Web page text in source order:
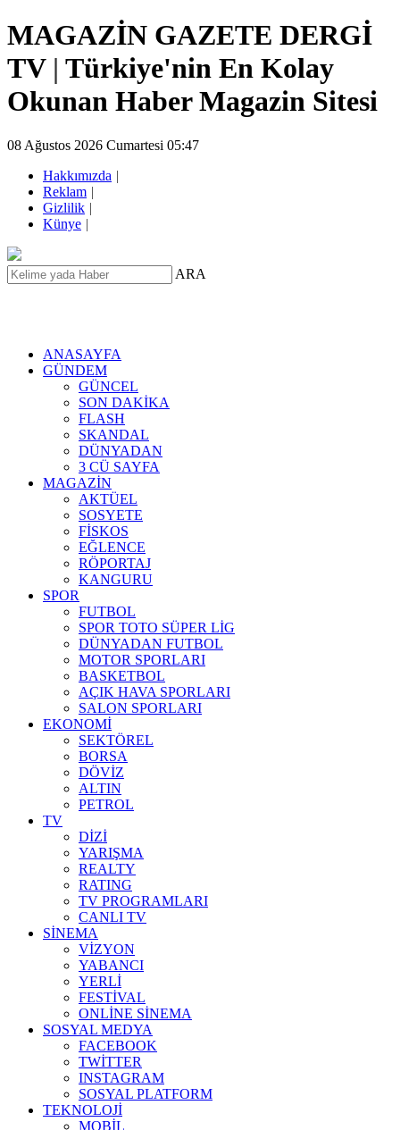
MAGAZİN GAZETE DERGİ
TV | Türkiye'nin En Kolay
Okunan Haber Magazin Sitesi
08 Ağustos 2026 Cumartesi 05:47
Hakkımızda |
Reklam |
Gizlilik |
Künye |
ARA
ANASAYFA
GÜNDEM
GÜNCEL
SON DAKİKA
FLASH
SKANDAL
DÜNYADAN
3 CÜ SAYFA
MAGAZİN
AKTÜEL
SOSYETE
FİSKOS
EĞLENCE
RÖPORTAJ
KANGURU
SPOR
FUTBOL
SPOR TOTO SÜPER LİG
DÜNYADAN FUTBOL
MOTOR SPORLARI
BASKETBOL
AÇIK HAVA SPORLARI
SALON SPORLARI
EKONOMİ
SEKTÖREL
BORSA
DÖVİZ
ALTIN
PETROL
TV
DİZİ
YARIŞMA
REALTY
RATING
TV PROGRAMLARI
CANLI TV
SİNEMA
VİZYON
YABANCI
YERLİ
FESTİVAL
ONLİNE SİNEMA
SOSYAL MEDYA
FACEBOOK
TWİTTER
INSTAGRAM
SOSYAL PLATFORM
TEKNOLOJİ
MOBİL